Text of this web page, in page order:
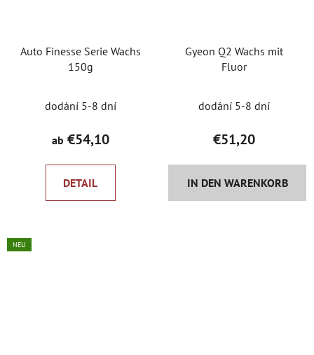
Auto Finesse Serie Wachs
150g
dodání 5-8 dní
ab €54,10
DETAIL
Gyeon Q2 Wachs mit
Fluor
dodání 5-8 dní
€51,20
IN DEN WARENKORB
NEU